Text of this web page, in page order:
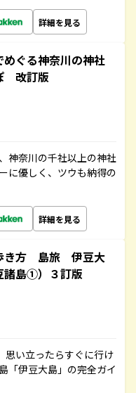
詳細を見る
ぐる神奈川の神社
改訂版
神奈川の千社以上の神社
に優しく、ツウも納得の
詳細を見る
き方 島旅 伊豆大
島①）３訂版
思い立ったらすぐに行け
「伊豆大島」の完全ガイ